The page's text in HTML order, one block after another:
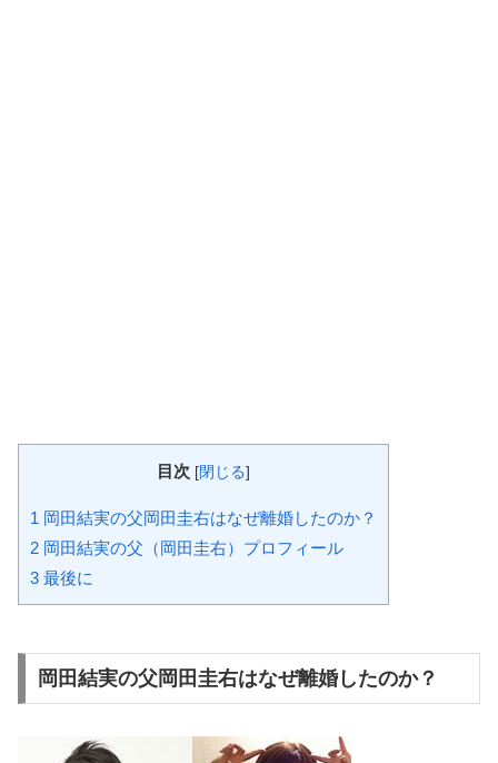
目次 [閉じる]
1 岡田結実の父岡田圭右はなぜ離婚したのか？
2 岡田結実の父（岡田圭右）プロフィール
3 最後に
岡田結実の父岡田圭右はなぜ離婚したのか？